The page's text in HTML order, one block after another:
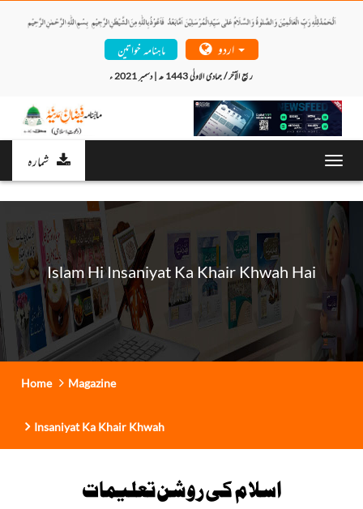
ماہنامہ خواتین
ربیع الآخر / جمادی الاولٰی 1443 ھ | دسمبر 2021 ء
شمارہ
Islam Hi Insaniyat Ka Khair Khwah Hai
Home Magazine
Insaniyat Ka Khair Khwah
اسلام کی روشن تعلیمات